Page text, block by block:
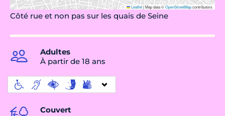
Leaflet|Map data ©OpenStreetMapcontributors
Côté rue et non pas sur les quais de Seine
Adultes
À partir de 18 ans
Couvert